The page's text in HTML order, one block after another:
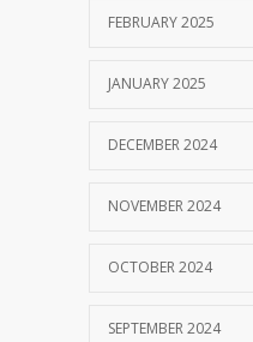
FEBRUARY 2025
JANUARY 2025
DECEMBER 2024
NOVEMBER 2024
OCTOBER 2024
SEPTEMBER 2024